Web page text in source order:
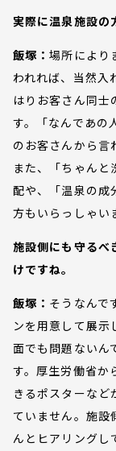
実際に温泉施設の
飯塚：場所により
われれば、当然入
はりお客さん同士
す。「なんであの
のお客さんから言
また、「ちゃんと
配や、「温泉の成
方もいらっしゃい
施設側にも守るべ
けですね。
飯塚： そうなんで
ンを用意して展示
面でも問題ないん
す。厚生労働省か
きるポスターなど
ていません。施設
んとヒアリングし